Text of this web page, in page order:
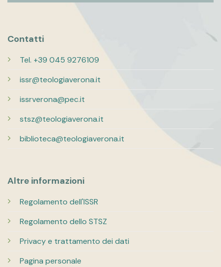
Contatti
Tel. +39 045 9276109
issr@teologiaverona.it
issrverona@pec.it
stsz@teologiaverona.it
biblioteca@teologiaverona.it
Altre informazioni
Regolamento dell'ISSR
Regolamento dello STSZ
Privacy e trattamento dei dati
Pagina personale